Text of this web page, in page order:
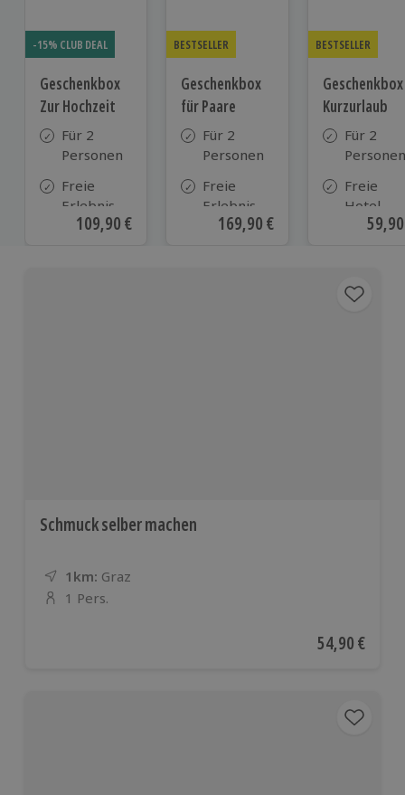
-15% CLUB DEAL
Geschenkbox
Zur Hochzeit
Für 2
Personen
Freie
Erlebnis-
Auswahl
Aktueller Preis
109,90 €
BESTSELLER
Geschenkbox
für Paare
Für 2
Personen
Freie
Erlebnis-
Auswahl
Aktueller Preis
169,90 €
BESTSELLER
Geschenkbox
Kurzurlaub
Für 2
Personen
Freie
Hotel-
Auswahl
Schmuck selber machen
1km: Entfernung
Standort
Graz
Anzahl der Teilnehmer
1 Pers.
Aktueller
54,90 €